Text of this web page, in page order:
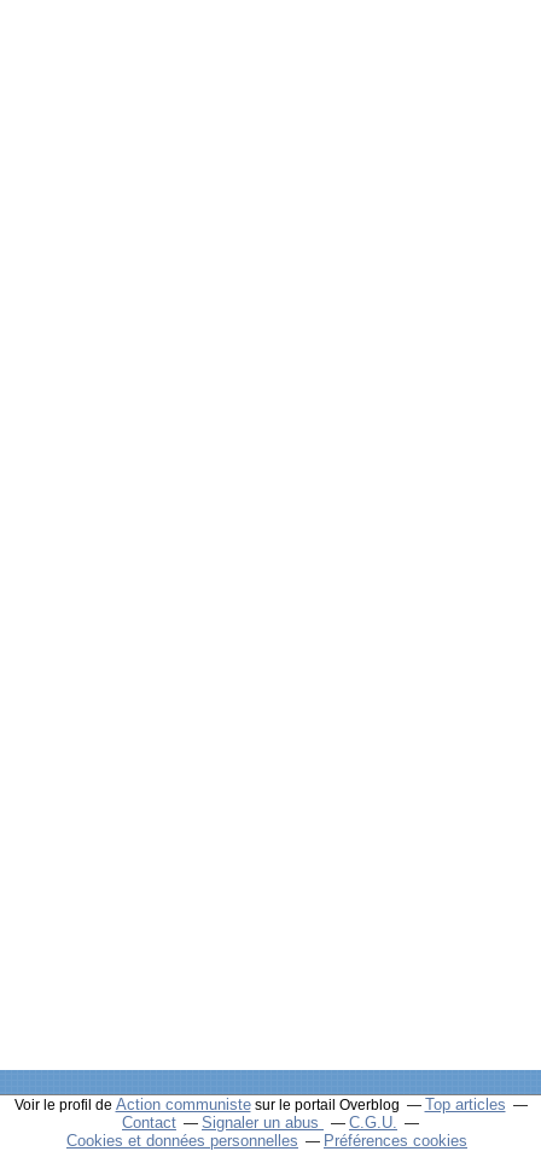
Voir le profil de Action communistesur le portail Overblog
Top articles
Contact
Signaler un abus
C.G.U.
Cookies et données personnelles
Préférences cookies